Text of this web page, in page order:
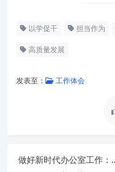
以学促干 担当作为
高质量发展
发表至： 工作体会
做好新时代办公室